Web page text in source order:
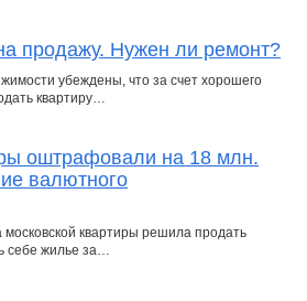
продажу. Нужен ли ремонт?
убеждены, что за счет хорошего
квартиру…
оштрафовали на 18 млн.
валютного
московской квартиры решила продать
себе жилье за…